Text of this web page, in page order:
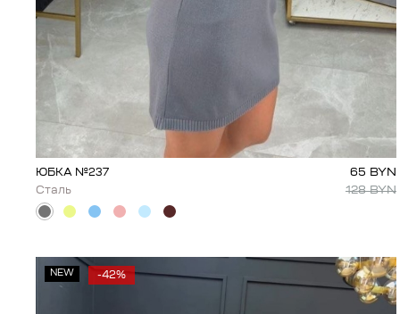
ЮБКА №237
Сталь
65 BYN
128BYN
NEW -42%